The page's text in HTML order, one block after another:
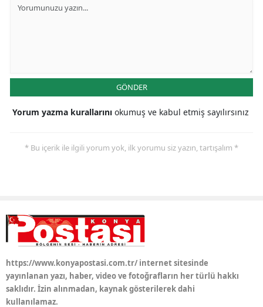
Rize
Sakarya
Samsun
Tokat
Trabzon
GÖNDER
Yorum yazma kurallarını okumuş ve kabul etmiş sayılırsınız
* Bu içerik ile ilgili yorum yok, ilk yorumu siz yazın, tartışalım *
https://www.konyapostasi.com.tr/ internet sitesinde
yayınlanan yazı, haber, video ve fotoğrafların her türlü hakkı
saklıdır. İzin alınmadan, kaynak gösterilerek dahi
kullanılamaz.